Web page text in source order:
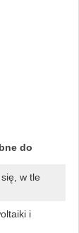
do
w tle
i